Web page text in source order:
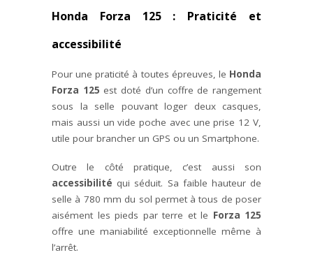
Honda Forza 125 : Praticité et
accessibilité
Pour une praticité à toutes épreuves, le Honda
Forza 125 est doté d’un coffre de rangement
sous la selle pouvant loger deux casques,
mais aussi un vide poche avec une prise 12 V,
utile pour brancher un GPS ou un Smartphone.
Outre le côté pratique, c’est aussi son
accessibilité qui séduit. Sa faible hauteur de
selle à 780 mm du sol permet à tous de poser
aisément les pieds par terre et le Forza 125
offre une maniabilité exceptionnelle même à
l’arrêt.